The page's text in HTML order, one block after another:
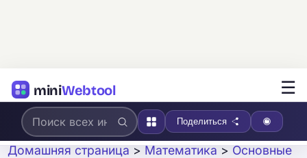
miniWebtool ☰
Поделиться
Домашняя страница > Математика > Основные